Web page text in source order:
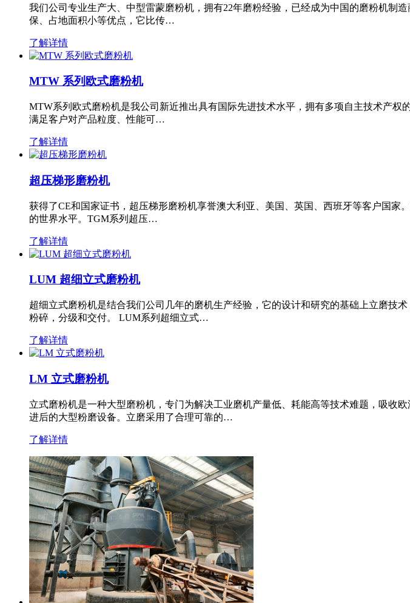
我们公司专业生产大、中型雷蒙磨粉机，拥有22年磨粉经验，已经成为中国的磨粉机制
保、占地面积小等优点，它比传…
了解详情
MTW 系列欧式磨粉机
MTW系列欧式磨粉机是我公司新近推出具有国际先进技术水平，拥有多项自主技术产
满足客户对产品粒度、性能可…
了解详情
超压梯形磨粉机
获得了CE和国家证书，超压梯形磨粉机享誉澳大利亚、美国、英国、西班牙等客户国
的世界水平。TGM系列超压…
了解详情
LUM 超细立式磨粉机
超细立式磨粉机是结合我们公司几年的磨机生产经验，它的设计和研究的基础上立磨技
粉碎，分级和交付。 LUM系列超细立式…
了解详情
LM 立式磨粉机
立式磨粉机是一种大型磨粉机，专门为解决工业磨机产量低、耗能高等技术难题，吸收
进后的大型粉磨设备。立磨采用了合理可靠的…
了解详情